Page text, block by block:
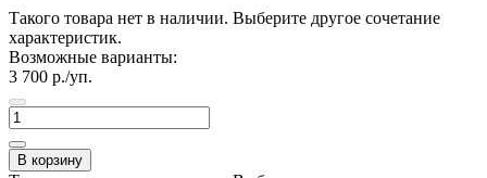
Такого товара нет в наличии. Выберите другое сочетание
характеристик.
Возможные варианты:
3 700 р./уп.
В корзину